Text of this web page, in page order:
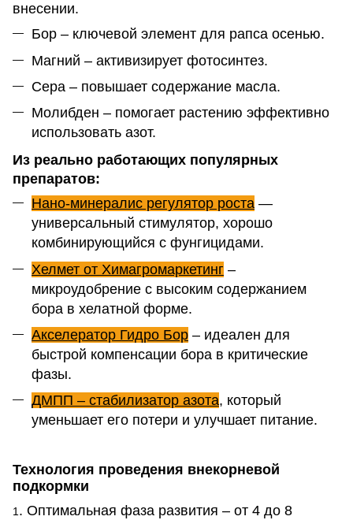
внесении.
Бор – ключевой элемент для рапса осенью.
Магний – активизирует фотосинтез.
Сера – повышает содержание масла.
Молибден – помогает растению эффективно
использовать азот.
Из реально работающих популярных
препаратов:
Нано-минералис регулятор роста —
универсальный стимулятор, хорошо
комбинирующийся с фунгицидами.
Хелмет от Химагромаркетинг –
микроудобрение с высоким содержанием
бора в хелатной форме.
Акселератор Гидро Бор – идеален для
быстрой компенсации бора в критические
фазы.
ДМПП – стабилизатор азота, который
уменьшает его потери и улучшает питание.
Технология проведения внекорневой
подкормки
1. Оптимальная фаза развития – от 4 до 8